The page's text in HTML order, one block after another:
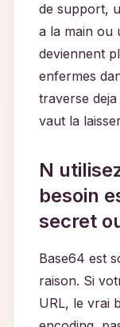
de support,
a la main ou
deviennent
enfermes
traverse
vaut la
N
besoin
secret
Base64 est
raison. Si
URL, le vrai